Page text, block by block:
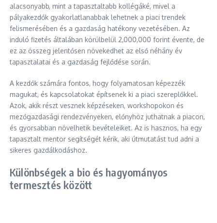
alacsonyabb, mint a tapasztaltabb kollégáké, mivel a
pályakezdők gyakorlatlanabbak lehetnek a piaci trendek
felismerésében és a gazdaság hatékony vezetésében. Az
induló fizetés általában körülbelül 2,000,000 forint évente, de
ez az összeg jelentősen növekedhet az első néhány év
tapasztalatai és a gazdaság fejlődése során.
A kezdők számára fontos, hogy folyamatosan képezzék
magukat, és kapcsolatokat építsenek ki a piaci szereplőkkel.
Azok, akik részt vesznek képzéseken, workshopokon és
mezőgazdasági rendezvényeken, előnyhöz juthatnak a piacon,
és gyorsabban növelhetik bevételeiket. Az is hasznos, ha egy
tapasztalt mentor segítségét kérik, aki útmutatást tud adni a
sikeres gazdálkodáshoz.
Különbségek a bio és hagyományos
termesztés között